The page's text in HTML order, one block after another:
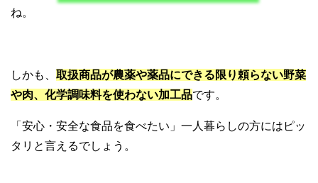
ね。
しかも、 取扱商品が農薬や薬品にできる限り頼らない野菜
や肉、化学調味料を使わない加工品です。
「安心・安全な食品を食べたい」一人暮らしの方にはピッ
タリと言えるでしょう。